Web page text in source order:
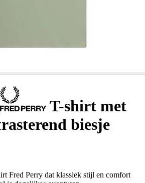
T-shirt met
biesje
Fred Perry dat klassiek stijl en comfort